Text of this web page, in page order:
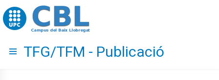
Go to upc.edu
Hide menu
TFG/TFM - Publicació